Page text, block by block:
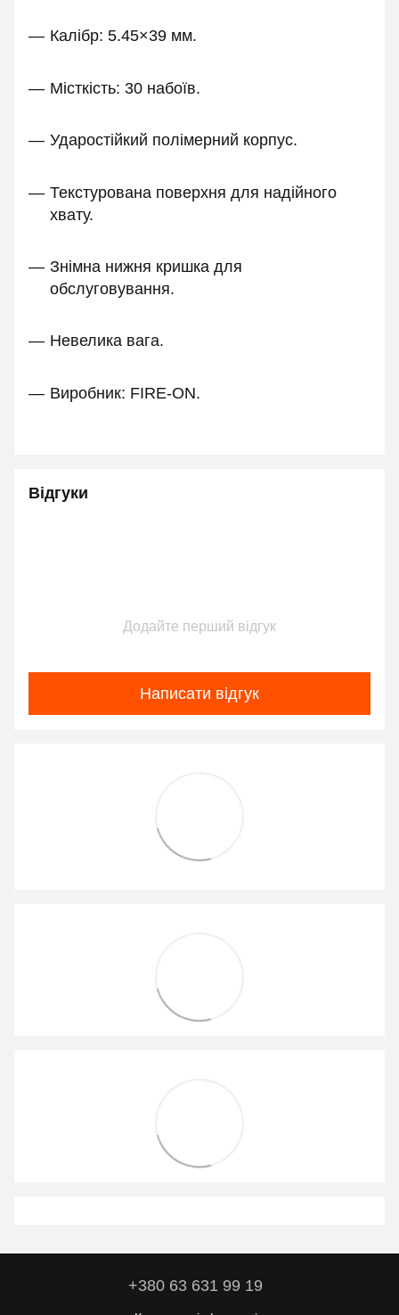
Калібр: 5.45×39 мм.
Місткість: 30 набоїв.
Ударостійкий полімерний корпус.
Текстурована поверхня для надійного
хвату.
Знімна нижня кришка для
обслуговування.
Невелика вага.
Виробник: FIRE-ON.
Відгуки
Додайте перший відгук
Написати відгук
+380 63 631 99 19